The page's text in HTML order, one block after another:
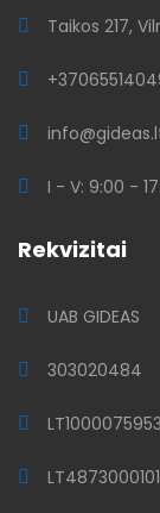
Taikos 217,
I - V: 9:00 -
Rekvizitai
UAB GIDEAS
303020484